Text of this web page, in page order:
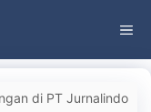
di PT Jurnalindo